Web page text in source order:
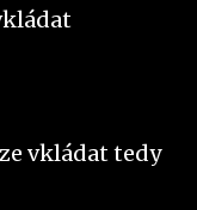
vkládat tedy